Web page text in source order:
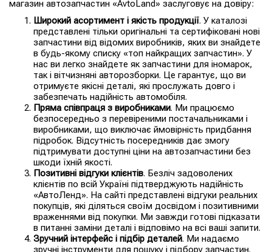
магазин автозапчастин «AvtoLand» заслуговує на довіру:
Широкий асортимент і якість продукції. У каталозі
представлені тільки оригінальні та сертифіковані нові
запчастини від відомих виробників, яких ви знайдете
в будь-якому списку «топ найкращих запчастин». У
нас ви легко знайдете як запчастини для іномарок,
так і вітчизняні авторозборки. Це гарантує, що ви
отримуєте якісні деталі, які прослужать довго і
забезпечать надійність автомобіля.
Пряма співпраця з виробниками. Ми працюємо
безпосередньо з перевіреними постачальниками і
виробниками, що виключає ймовірність придбання
підробок. Відсутність посередників дає змогу
підтримувати доступні ціни на автозапчастини без
шкоди їхній якості.
Позитивні відгуки клієнтів. Безліч задоволених
клієнтів по всій Україні підтверджують надійність
«АвтоЛенд». На сайті представлені відгуки реальних
покупців, які діляться своїм досвідом і позитивними
враженнями від покупки. Ми завжди готові підказати
в питанні заміни деталі і відповімо на всі ваші запити.
Зручний інтерфейс і підбір деталей. Ми надаємо
зручні інструменти для пошуку і підбору запчастин.